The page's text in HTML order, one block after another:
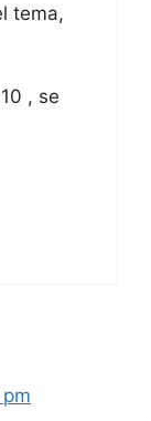
tema,
, se